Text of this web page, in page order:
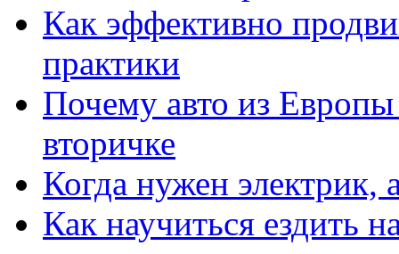
Как эффективно
практики
Почему авто из
вторичке
Когда нужен электрик,
Как научиться ездить